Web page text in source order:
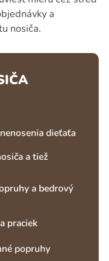
a
nosiča.
dieťaťa
a tiež
a bedrový
praciek
popruhy